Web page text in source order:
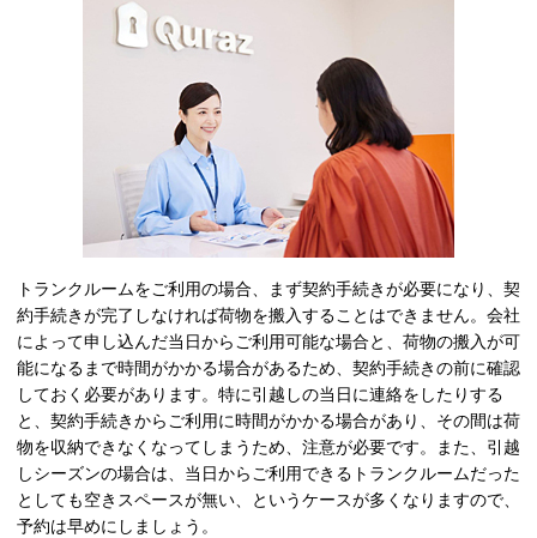
トランクルームをご利用の場合、まず契約手続きが必要になり、契
約手続きが完了しなければ荷物を搬入することはできません。会社
によって申し込んだ当日からご利用可能な場合と、荷物の搬入が可
能になるまで時間がかかる場合があるため、契約手続きの前に確認
しておく必要があります。特に引越しの当日に連絡をしたりする
と、契約手続きからご利用に時間がかかる場合があり、その間は荷
物を収納できなくなってしまうため、注意が必要です。また、引越
しシーズンの場合は、当日からご利用できるトランクルームだった
としても空きスペースが無い、というケースが多くなりますので、
予約は早めにしましょう。